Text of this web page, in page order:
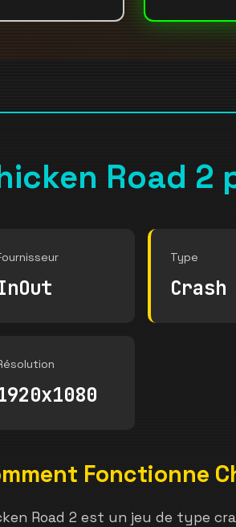
Road 2
Type
Crash
Fonctionne
Road 2 est un jeu de type